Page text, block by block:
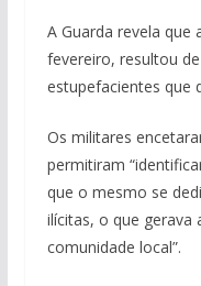
A Guarda revela que
fevereiro, resultou
estupefacientes que
Os militares
permitiram
que o mesmo se
ilícitas, o que gerava
comunidade local”.